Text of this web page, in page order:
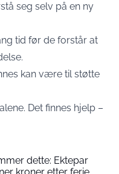
seg selv på en ny
tid før de forstår at
kan være til støtte
Det finnes hjelp –
dette: Ektepar